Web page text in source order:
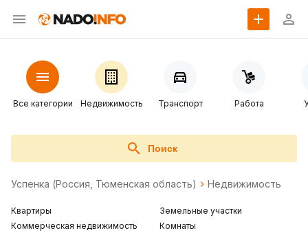
Все категории Недвижимость Транспорт Работа
Поиск
Успенка (Россия, Тюменская область) Недвижимость
Квартиры
Коммерческая недвижимость
Земельные участки
Комнаты